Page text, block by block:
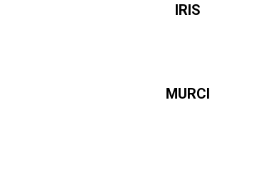
IRIS
MURCI